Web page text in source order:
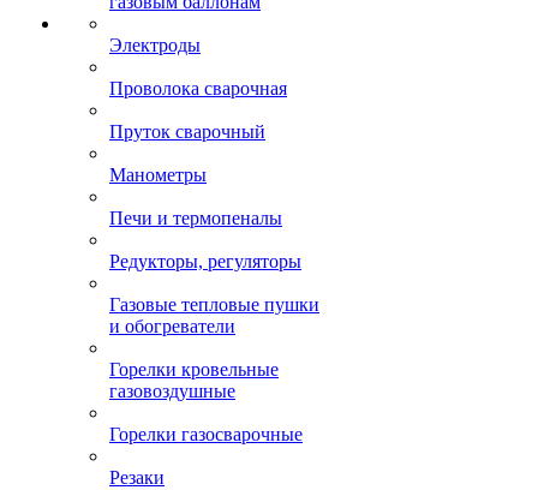
Электроды
Проволока сварочная
Пруток сварочный
Манометры
Печи и термопеналы
Редукторы, регуляторы
Газовые тепловые пушки
и обогреватели
Горелки кровельные
газовоздушные
Горелки газосварочные
Резаки